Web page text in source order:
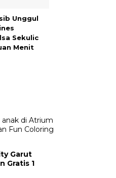
Unggul
Sekulic
Menit
Garut
Gratis 1